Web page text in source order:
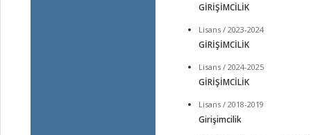
GİRİŞİMCİLİK
Lisans / 2023-2024
GİRİŞİMCİLİK
Lisans / 2024-2025
GİRİŞİMCİLİK
Lisans / 2018-2019
Girişimcilik